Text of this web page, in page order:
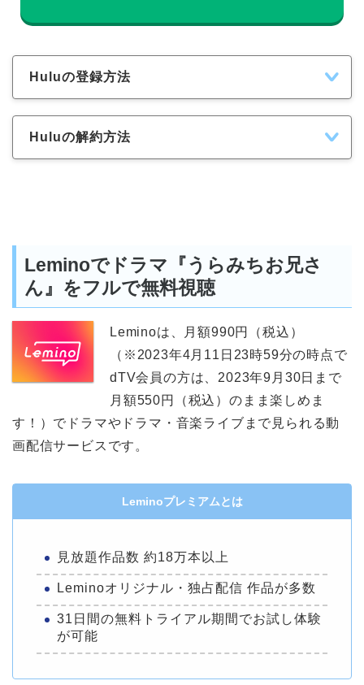
Huluの登録方法
Huluの解約方法
Leminoでドラマ『うらみちお兄さ
ん』をフルで無料視聴
Leminoは、月額990円（税込）
（※2023年4月11日23時59分の時点で
dTV会員の方は、2023年9月30日まで
月額550円（税込）のまま楽しめま
す！）でドラマやドラマ・音楽ライブまで見られる動
画配信サービスです。
Leminoプレミアムとは
見放題作品数 約18万本以上
Leminoオリジナル・独占配信 作品が多数
31日間の無料トライアル期間でお試し体験
が可能